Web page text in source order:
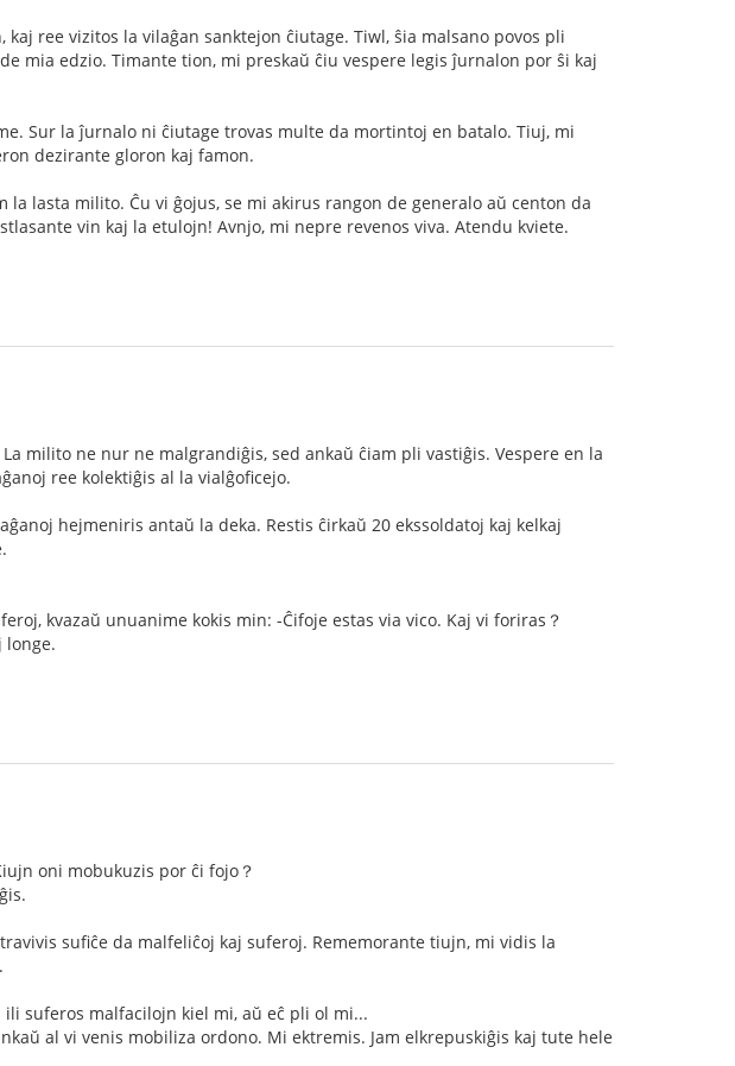
ree vizitos la vilaĝan sanktejon ĉiutage. Tiwl, ŝia malsano povos pli
mia edzio. Timante tion, mi preskaŭ ĉiu vespere legis ĵurnalon por ŝi kaj
Sur la ĵurnalo ni ĉiutage trovas multe da mortintoj en batalo. Tiuj, mi
dezirante gloron kaj famon.
lasta milito. Ĉu vi ĝojus, se mi akirus rangon de generalo aŭ centon da
vin kaj la etulojn! Avnjo, mi nepre revenos viva. Atendu kviete.
milito ne nur ne malgrandiĝis, sed ankaŭ ĉiam pli vastiĝis. Vespere en la
ree kolektiĝis al la vialĝoficejo.
hejmeniris antaŭ la deka. Restis ĉirkaŭ 20 ekssoldatoj kaj kelkaj
kvazaŭ unuanime kokis min: -Ĉifoje estas via vico. Kaj vi foriras？
longe.
oni mobukuzis por ĉi fojo？
sufiĉe da malfeliĉoj kaj suferoj. Rememorante tiujn, mi vidis la
suferos malfacilojn kiel mi, aŭ eĉ pli ol mi...
al vi venis mobiliza ordono. Mi ektremis. Jam elkrepuskiĝis kaj tute hele